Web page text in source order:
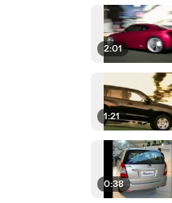
2:01
1:21
0:38